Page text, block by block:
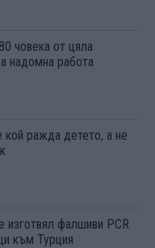
човека от цяла
надомна работа
ражда детето, а не
фалшиви PCR
към Турция